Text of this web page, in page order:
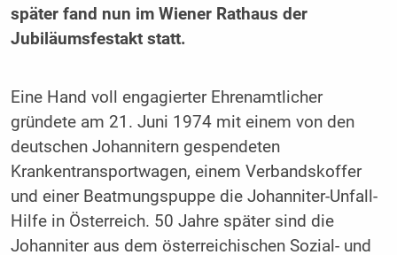
später fand nun im Wiener Rathaus der
Jubiläumsfestakt statt.
Eine Hand voll engagierter Ehrenamtlicher
gründete am 21. Juni 1974 mit einem von den
deutschen Johannitern gespendeten
Krankentransportwagen, einem Verbandskoffer
und einer Beatmungspuppe die Johanniter-Unfall-
Hilfe in Österreich. 50 Jahre später sind die
Johanniter aus dem österreichischen Sozial- und